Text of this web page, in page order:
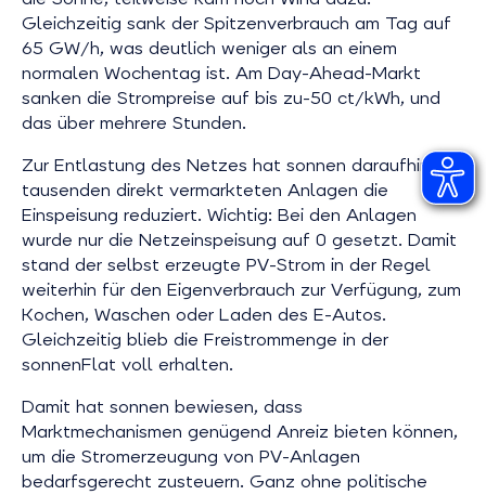
Gleichzeitig sank der Spitzenverbrauch am Tag auf
65 GW/h, was deutlich weniger als an einem
normalen Wochentag ist. Am Day-Ahead-Markt
sanken die Strompreise auf bis zu-50 ct/kWh, und
das über mehrere Stunden.
Zur Entlastung des Netzes hat sonnen daraufhin bei
tausenden direkt vermarkteten Anlagen die
Einspeisung reduziert. Wichtig: Bei den Anlagen
wurde nur die Netzeinspeisung auf 0 gesetzt. Damit
stand der selbst erzeugte PV-Strom in der Regel
weiterhin für den Eigenverbrauch zur Verfügung, zum
Kochen, Waschen oder Laden des E-Autos.
Gleichzeitig blieb die Freistrommenge in der
sonnenFlat voll erhalten.
Damit hat sonnen bewiesen, dass
Marktmechanismen genügend Anreiz bieten können,
um die Stromerzeugung von PV-Anlagen
bedarfsgerecht zusteuern. Ganz ohne politische